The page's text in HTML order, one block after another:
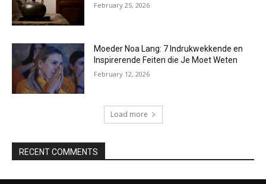
February 25, 2026
Moeder Noa Lang: 7 Indrukwekkende en
Inspirerende Feiten die Je Moet Weten
February 12, 2026
Load more
RECENT COMMENTS